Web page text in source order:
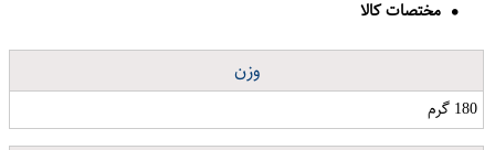
مختصات کالا
وزن
180 گرم